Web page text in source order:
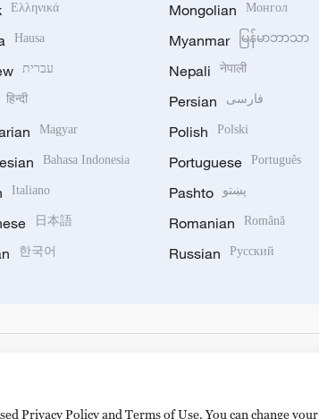
Ελληνικά
Hausa
עברית
हिन्दी
Magyar
Bahasa Indonesia
Italiano
日本語
한국어
Mongolian Монгол
Myanmar မြန်မာဘာသာ
Nepali नेपाली
Persian فارسی
Polish Polski
Portuguese Português
Pashto پښتو
Romanian Română
Russian Русский
Privacy Policy and Terms of Use. You can change your